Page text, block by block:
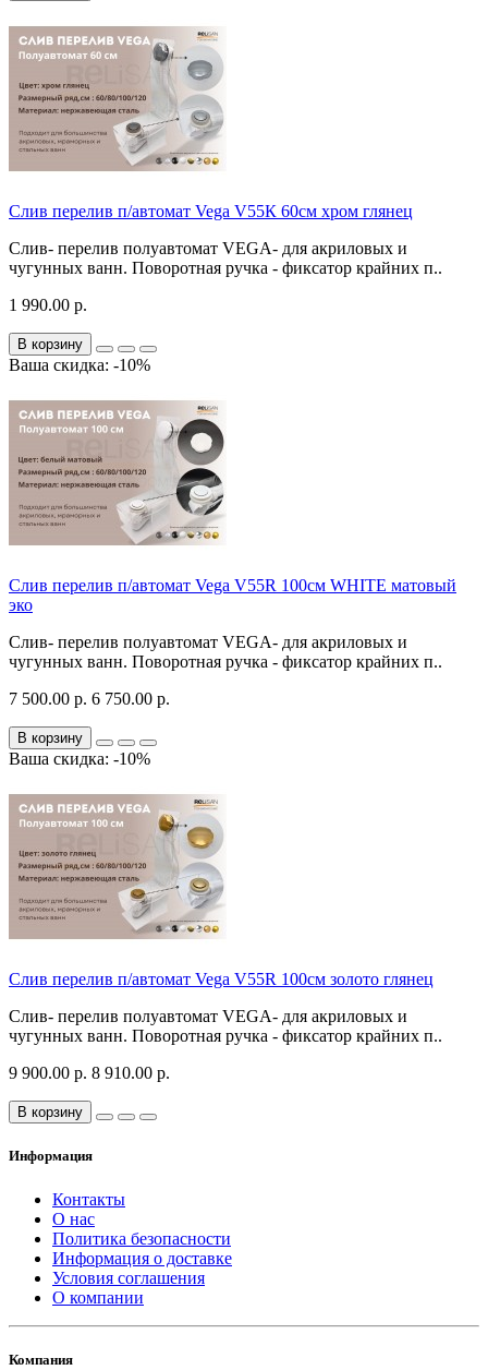
Слив перелив п/автомат Vega V55К 60см хром глянец
Слив- перелив полуавтомат VEGA- для акриловых и
чугунных ванн. Поворотная ручка - фиксатор крайних п..
1 990.00 р.
В корзину
Ваша скидка: -10%
Слив перелив п/автомат Vega V55R 100см WHITE матовый
эко
Слив- перелив полуавтомат VEGA- для акриловых и
чугунных ванн. Поворотная ручка - фиксатор крайних п..
7 500.00 р. 6 750.00 р.
В корзину
Ваша скидка: -10%
Слив перелив п/автомат Vega V55R 100см золото глянец
Слив- перелив полуавтомат VEGA- для акриловых и
чугунных ванн. Поворотная ручка - фиксатор крайних п..
9 900.00 р. 8 910.00 р.
В корзину
Информация
Контакты
О нас
Политика безопасности
Информация о доставке
Условия соглашения
О компании
Компания